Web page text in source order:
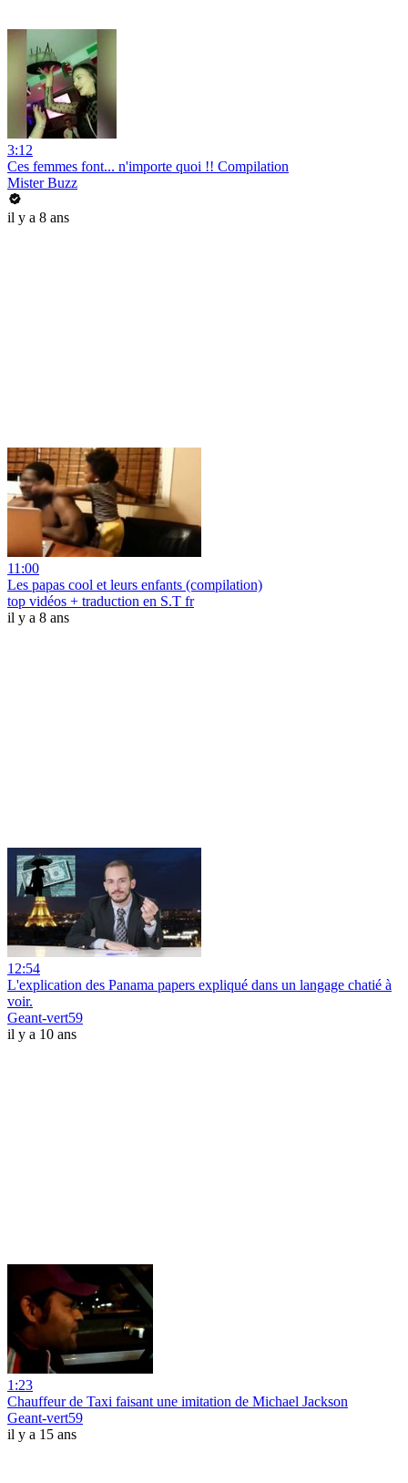
3:12
Ces femmes font... n'importe quoi !! Compilation
Mister Buzz
il y a 8 ans
11:00
Les papas cool et leurs enfants (compilation)
top vidéos + traduction en S.T fr
il y a 8 ans
12:54
L'explication des Panama papers expliqué dans un langage chatié à
voir.
Geant-vert59
il y a 10 ans
1:23
Chauffeur de Taxi faisant une imitation de Michael Jackson
Geant-vert59
il y a 15 ans